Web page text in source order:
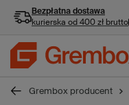
Bezpłatna dostawa
kurierska od 400 zł brutto
Grembox producent